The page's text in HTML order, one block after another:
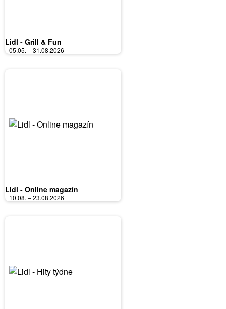
Lidl - Grill & Fun
05.05. – 31.08.2026
Lidl - Online magazín
10.08. – 23.08.2026